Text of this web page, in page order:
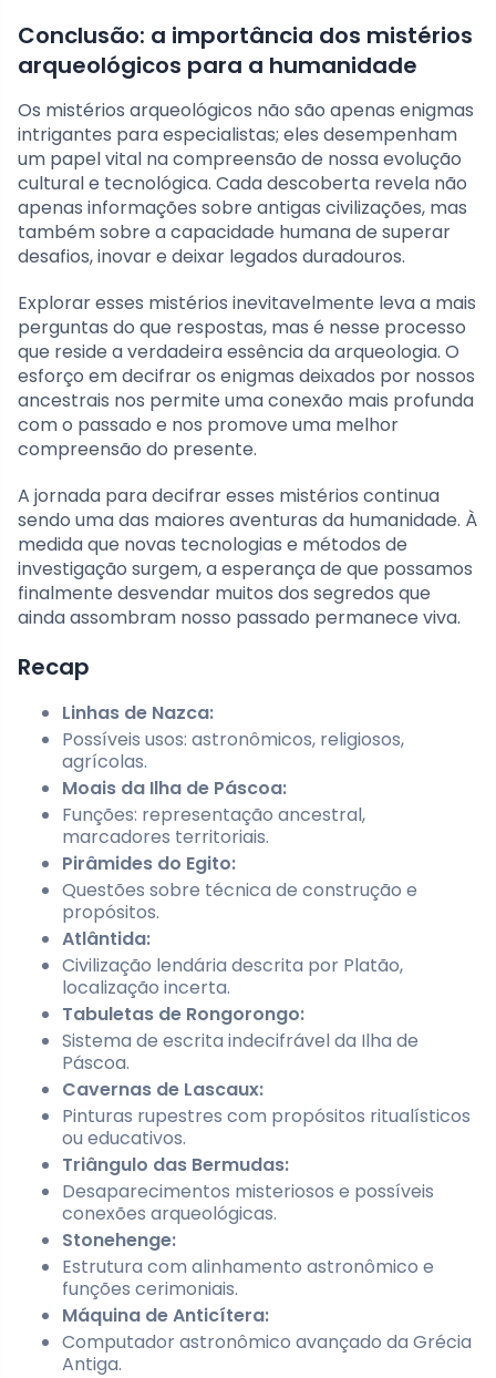
Conclusão: a importância dos mistérios
arqueológicos para a humanidade
Os mistérios arqueológicos não são apenas enigmas
intrigantes para especialistas; eles desempenham
um papel vital na compreensão de nossa evolução
cultural e tecnológica. Cada descoberta revela não
apenas informações sobre antigas civilizações, mas
também sobre a capacidade humana de superar
desafios, inovar e deixar legados duradouros.
Explorar esses mistérios inevitavelmente leva a mais
perguntas do que respostas, mas é nesse processo
que reside a verdadeira essência da arqueologia. O
esforço em decifrar os enigmas deixados por nossos
ancestrais nos permite uma conexão mais profunda
com o passado e nos promove uma melhor
compreensão do presente.
A jornada para decifrar esses mistérios continua
sendo uma das maiores aventuras da humanidade. À
medida que novas tecnologias e métodos de
investigação surgem, a esperança de que possamos
finalmente desvendar muitos dos segredos que
ainda assombram nosso passado permanece viva.
Recap
Linhas de Nazca:
Possíveis usos: astronômicos, religiosos,
agrícolas.
Moais da Ilha de Páscoa:
Funções: representação ancestral,
marcadores territoriais.
Pirâmides do Egito:
Questões sobre técnica de construção e
propósitos.
Atlântida:
Civilização lendária descrita por Platão,
localização incerta.
Tabuletas de Rongorongo:
Sistema de escrita indecifrável da Ilha de
Páscoa.
Cavernas de Lascaux:
Pinturas rupestres com propósitos ritualísticos
ou educativos.
Triângulo das Bermudas:
Desaparecimentos misteriosos e possíveis
conexões arqueológicas.
Stonehenge:
Estrutura com alinhamento astronômico e
funções cerimoniais.
Máquina de Anticítera:
Computador astronômico avançado da Grécia
Antiga.